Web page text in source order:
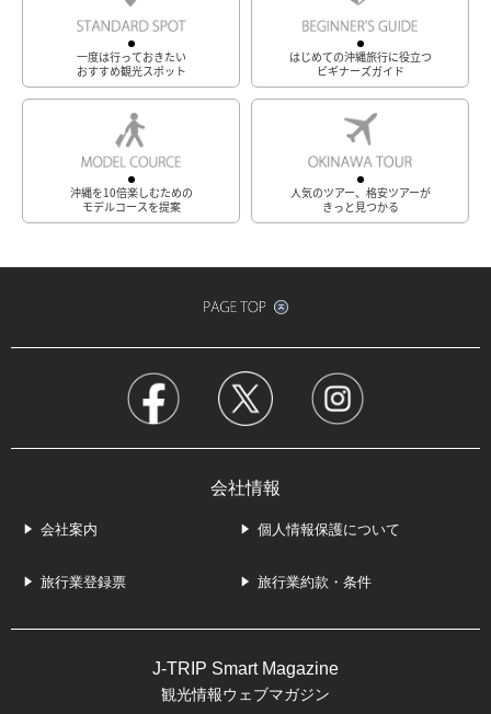
一度は行っておきたい
おすすめ観光スポット
はじめての沖縄旅行に役立つ
ビギナーズガイド
沖縄を10倍楽しむための
モデルコースを提案
人気のツアー、格安ツアーが
きっと見つかる
会社情報
会社案内 個人情報保護について
旅行業登録票 旅行業約款・条件
J-TRIP Smart Magazine
観光情報ウェブマガジン